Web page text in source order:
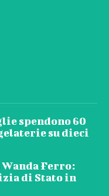
spendono 60
su dieci
Ferro:
di Stato in